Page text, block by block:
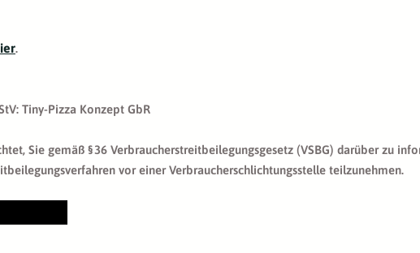
.
Tiny-Pizza Konzept GbR
Sie gemäß § 36 Verbraucherstreitbeilegungsgesetz (VSBG) darüber zu
vor einer Verbraucherschlichtungsstelle teilzunehmen.